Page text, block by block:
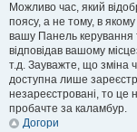
Можливо час, який
поясу, а не тому, в
вашу Панель керування
відповідав вашому
т.д. Зауважте, що зміна
доступна лише
незареєстровані, то це
пробачте за каламбур.
Догори